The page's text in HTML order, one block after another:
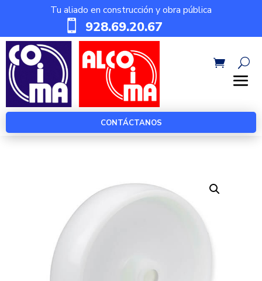
Tu aliado en construcción y obra pública
 928.69.20.67
CONTÁCTANOS